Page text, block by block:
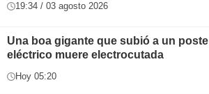
19:34 / 03 agosto 2026
Una boa gigante que subió a un poste
eléctrico muere electrocutada
Hoy 05:20